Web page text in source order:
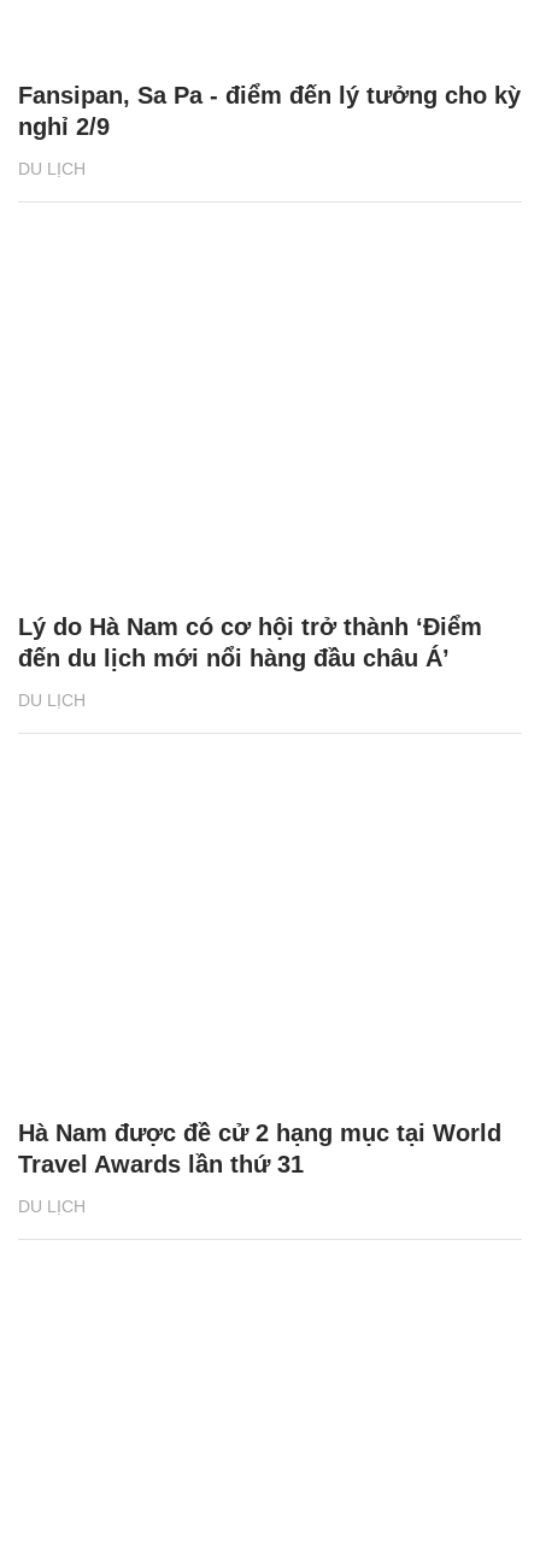
DU LỊCH
Fansipan, Sa Pa - điểm đến lý tưởng cho kỳ
nghỉ 2/9
DU LỊCH
Lý do Hà Nam có cơ hội trở thành ‘Điểm
đến du lịch mới nổi hàng đầu châu Á’
DU LỊCH
Hà Nam được đề cử 2 hạng mục tại World
Travel Awards lần thứ 31